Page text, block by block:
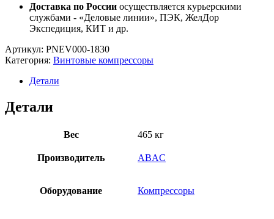
Доставка по России осуществляется курьерскими
службами - «Деловые линии», ПЭК, ЖелДор
Экспедиция, КИТ и др.
Артикул: PNEV000-1830
Категория: Винтовые компрессоры
Детали
Детали
Вес 465 кг
Производитель ABAC
Оборудование Компрессоры